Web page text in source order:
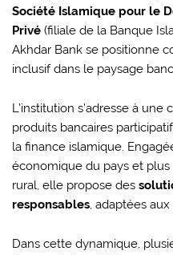
Société Islamique pour le
Privé (filiale de la Banque
Akhdar Bank se positionne
inclusif dans le paysage
L’institution s’adresse à
produits bancaires
la finance islamique.
économique du pays et
rural, elle propose des
responsables, adaptées
Dans cette dynamique,